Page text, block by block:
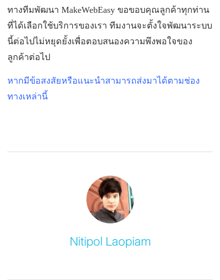
ทางทีมพัฒนา MakeWebEasy ขอขอบคุณลูกค้าทุกท่าน
ที่ได้เลือกใช้บริการของเรา ทีมงานจะตั้งใจพัฒนาระบบ
นี้ต่อไปไม่หยุดยั้งเพื่อตอบสนองความพึงพอใจของ
ลูกค้าต่อไป
หากมีข้อสงสัยหรือแนะนำสามารถส่งมาได้ตามช่อง
ทางเหล่านี้
Nitipol Laopiam